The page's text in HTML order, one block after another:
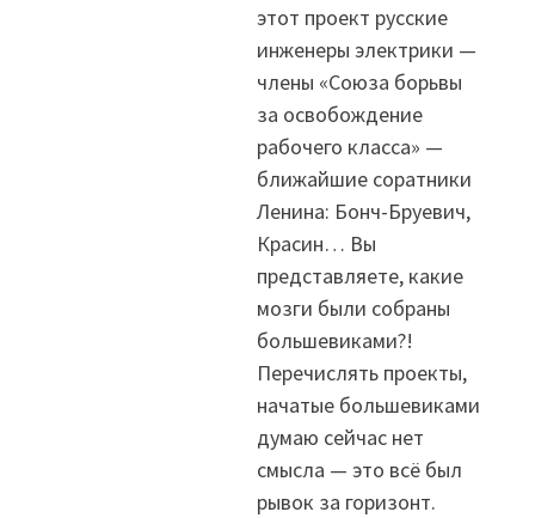
этот проект русские
инженеры электрики —
члены «Союза борьвы
за освобождение
рабочего класса» —
ближайшие соратники
Ленина: Бонч-Бруевич,
Красин… Вы
представляете, какие
мозги были собраны
большевиками?!
Перечислять проекты,
начатые большевиками
думаю сейчас нет
смысла — это всё был
рывок за горизонт.